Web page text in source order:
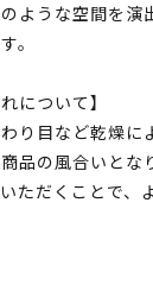
ような空間を演
。
について】
り目など乾燥に
品の風合いとな
ただくことで、